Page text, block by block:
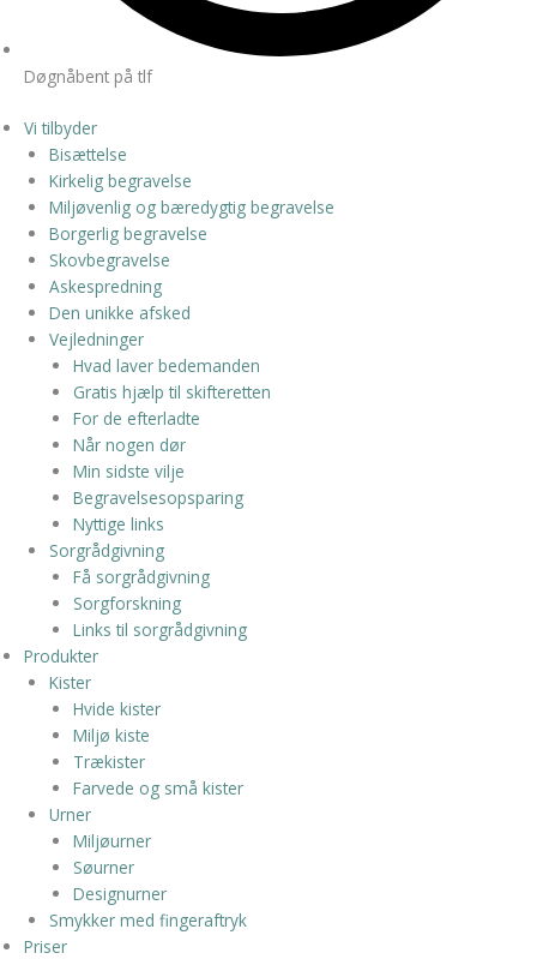
Døgnåbent på tlf
Vi tilbyder
Bisættelse
Kirkelig begravelse
Miljøvenlig og bæredygtig begravelse
Borgerlig begravelse
Skovbegravelse
Askespredning
Den unikke afsked
Vejledninger
Hvad laver bedemanden
Gratis hjælp til skifteretten
For de efterladte
Når nogen dør
Min sidste vilje
Begravelsesopsparing
Nyttige links
Sorgrådgivning
Få sorgrådgivning
Sorgforskning
Links til sorgrådgivning
Produkter
Kister
Hvide kister
Miljø kiste
Trækister
Farvede og små kister
Urner
Miljøurner
Søurner
Designurner
Smykker med fingeraftryk
Priser